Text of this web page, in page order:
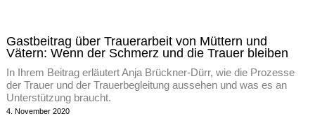
Gastbeitrag über Trauerarbeit von Müttern und
Vätern: Wenn der Schmerz und die Trauer bleiben
In Ihrem Beitrag erläutert Anja Brückner-Dürr, wie die Prozesse
der Trauer und der Trauerbegleitung aussehen und was es an
Unterstützung braucht.
4. November 2020